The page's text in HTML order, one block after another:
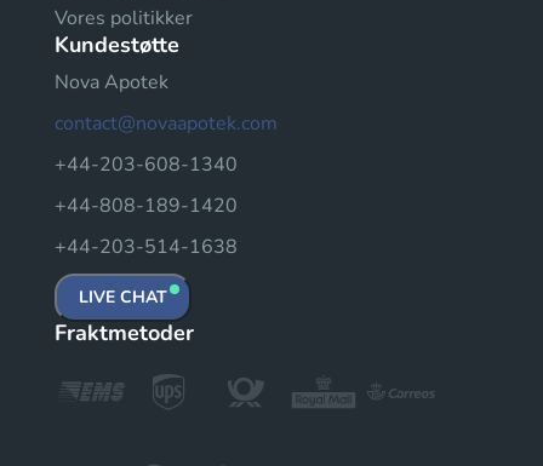
Vores politikker
Kundestøtte
Nova Apotek
contact@novaapotek.com
+44-203-608-1340
+44-808-189-1420
+44-203-514-1638
LIVE CHAT
Fraktmetoder